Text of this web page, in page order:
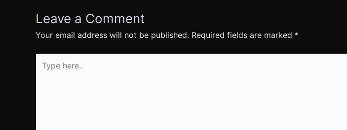
Leave a Comment
Your email address will not be published. Required fields are marked *
here..